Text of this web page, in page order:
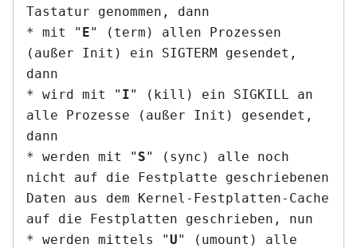
Tastatur genommen, dann
* mit " E" (term) allen Prozessen
(außer Init) ein SIGTERM gesendet,
dann
* wird mit " I" (kill) ein SIGKILL an
alle Prozesse (außer Init) gesendet,
dann
* werden mit " S" (sync) alle noch
nicht auf die Festplatte geschriebenen
Daten aus dem Kernel-Festplatten-Cache
auf die Festplatten geschrieben, nun
* werden mittels "U" (umount) alle